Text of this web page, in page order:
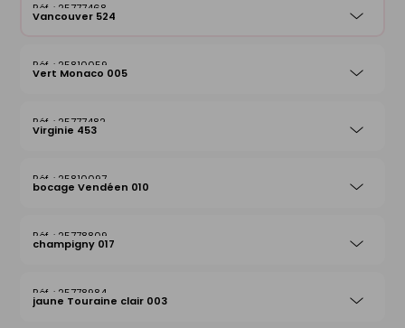
25777468
Vancouver 524
25810059
Vert Monaco 005
25777482
Virginie 453
25810097
bocage Vendéen 010
25778809
champigny 017
25778984
jaune Touraine clair 003